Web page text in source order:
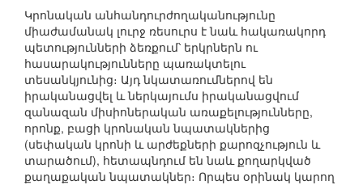
Կրոնական անհանդուրժողականությունը
միաժամանակ լուրջ ռեսուրս է նաև հակառակորդ
պետությունների ձեռքում՝ երկրներն ու
հասարակությունները պառակտելու
տեսանկյունից։ Այդ նկատառումներով են
իրականացվել և ներկայումս իրականացվում
զանազան միսիոներական առաքելությունները,
որոնք, բացի կրոնական նպատակներից
(սեփական կրոնի և արժեքների քարոզչություն և
տարածում), հետապնդում են նաև քողարկված
քաղաքական նպատակներ։ Որպես օրինակ կարող